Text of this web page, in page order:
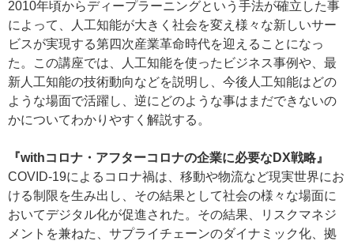
2010年頃からディープラーニングという手法が確立した事
によって、人工知能が大きく社会を変え様々な新しいサー
ビスが実現する第四次産業革命時代を迎えることになっ
た。この講座では、人工知能を使ったビジネス事例や、最
新人工知能の技術動向などを説明し、今後人工知能はどの
ような場面で活躍し、逆にどのような事はまだできないの
かについてわかりやすく解説する。
『withコロナ・アフターコロナの企業に必要なDX戦略』
COVID-19によるコロナ禍は、移動や物流など現実世界にお
ける制限を生み出し、その結果として社会の様々な場面に
おいてデジタル化が促進された。その結果、リスクマネジ
メントを兼ねた、サプライチェーンのダイナミック化、拠